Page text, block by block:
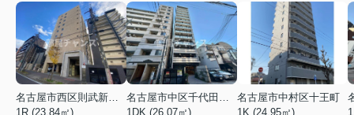
1R (23.84㎡)
1DK (26.07㎡)
名古屋市中村区十王町
1K (24.95㎡)